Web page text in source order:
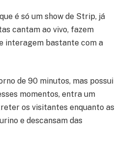
é só um show de Strip, já
cantam ao vivo, fazem
interagem bastante com a
de 90 minutos, mas possui
momentos, entra um
os visitantes enquanto as
e descansam das